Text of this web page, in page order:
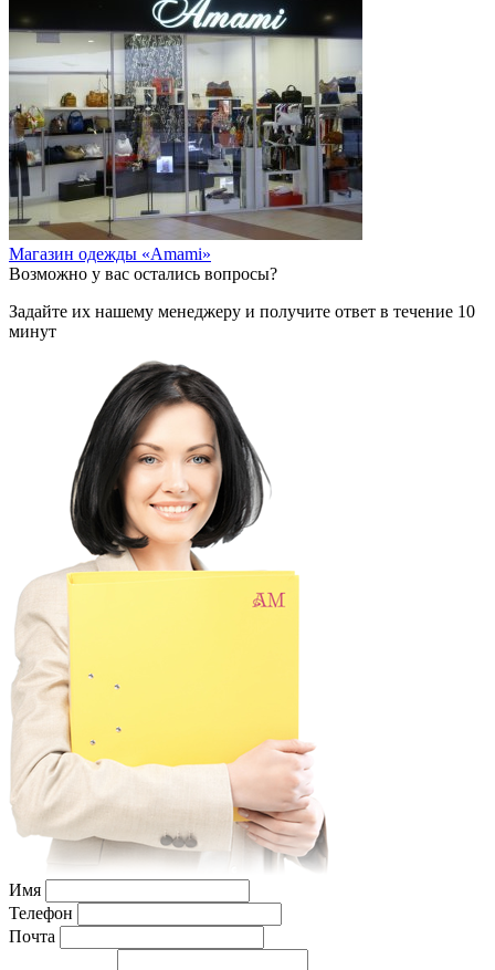
Магазин одежды «Amami»
Возможно у вас остались вопросы?
Задайте их нашему менеджеру и получите ответ в течение 10
минут
Имя
Телефон
Почта